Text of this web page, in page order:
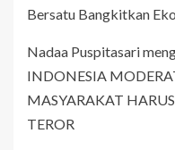
Bersatu Bangkitkan
Nadaa Puspitasari
INDONESIA
MASYARAKAT
TEROR